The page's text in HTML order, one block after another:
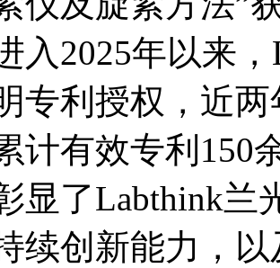
入2025年以来
专利授权，近
计有效专利150
显了Labthink兰
续创新能力，